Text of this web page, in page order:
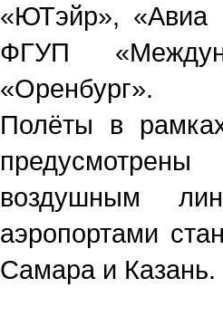
«ЮТэйр», «Авиа
ФГУП
«Оренбург».
Полёты в
воздушным
аэропортами
Самара и Казань.